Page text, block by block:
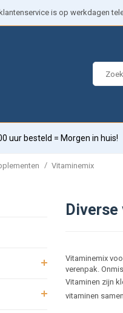
is op werkdagen
uur besteld = Morgen in huis!
/ Vitaminemix
Vitaminemix
verenpak.
Vitaminen zijn
vitaminen